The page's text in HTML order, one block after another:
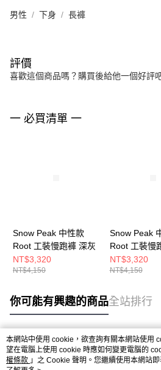
男性 下身 長褲
評價
喜歡這個商品嗎？購買後給他一個好評
一 必買清單 一
Snow Peak 中性款
Root 工裝慢跑褲 深灰
NT$3,320
NT$4,150
Snow Peak
Root 工裝慢
NT$3,320
NT$4,150
你可能有興趣的商品全站排行
熱門標籤
本網站中使用 cookie，欲查詢有關本網站使用
望在電腦上使用 cookie 時應如何變更電腦的
權條款 」之 Cookie 聲明。您繼續使用本網站